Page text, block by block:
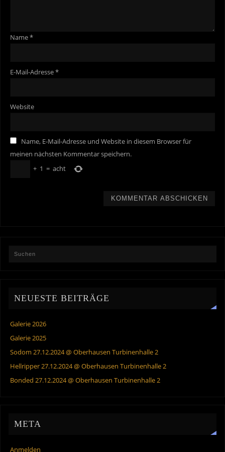
Name*
E-Mail-Adresse*
Website
Name, E-Mail-Adresse und Website in diesem Browser für
meinen nächsten Kommentar speichern.
+ 1 = acht
NEUESTE BEITRÄGE
Galerie 2026
Galerie 2025
Sodom 27.12.2024 @ Oberhausen Turbinenhalle 2
Hellripper 27.12.2024 @ Oberhausen Turbinenhalle 2
Bonded 27.12.2024 @ Oberhausen Turbinenhalle 2
META
Anmelden